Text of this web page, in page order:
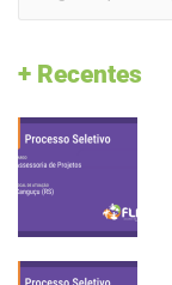
+ Recentes